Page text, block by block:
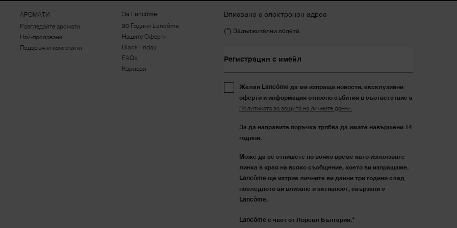
АРОМАТИ
Разгледайте аромати
Най-продавани
Подаръчни комплекти
За Lancôme
90 Години Lancôme
Нашите Оферти
Black Friday
FAQs
Кариери
Вписване с електронен адрес
(*) Задължителни полета
Регистрация с имейл
Желая Lancôme да ми изпраща новости, ексклузивни
оферти и информация относно събития в съответствие а
Политиката за защита на личните данни.
За да направите поръчка трябва да имате навършени 14
години.
Може да се отпишете по всяко време като използвате
линка в края на всяко съобщение, което ви изпращаме.
Lancôme ще изтрие личните ви данни три години след
последното ви влизане и активност, свързани с
Lancôme.
Lancôme е част от Лореал България.*